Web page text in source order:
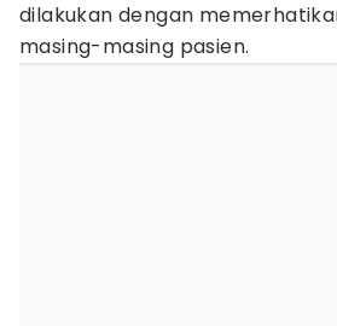
dilakukan dengan
masing-masing pasien.